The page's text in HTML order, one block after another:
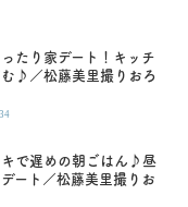
たり家デート！キッチ
む♪／松藤美里撮りおろ
キで遅めの朝ごはん♪昼
ート／松藤美里撮りお